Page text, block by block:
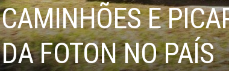
CAMINHÕES E
DA FOTON NO PAÍS